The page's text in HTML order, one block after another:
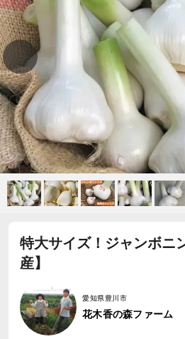
特大サイズ！ジャンボニ
産】
愛知県豊川市
花木香の森ファーム